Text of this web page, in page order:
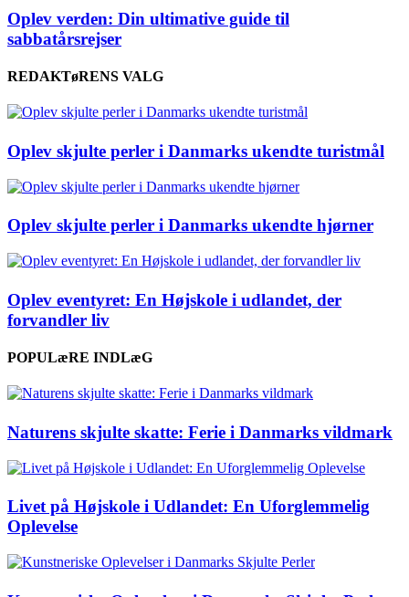
Oplev verden: Din ultimative guide til
sabbatårsrejser
REDAKTøRENS VALG
Oplev skjulte perler i Danmarks ukendte turistmål
Oplev skjulte perler i Danmarks ukendte hjørner
Oplev eventyret: En Højskole i udlandet, der
forvandler liv
POPULæRE INDLæG
Naturens skjulte skatte: Ferie i Danmarks vildmark
Livet på Højskole i Udlandet: En Uforglemmelig
Oplevelse